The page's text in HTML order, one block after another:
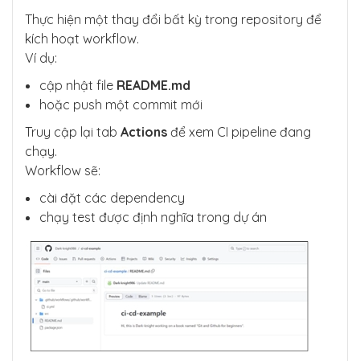
Thực hiện một thay đổi bất kỳ trong repository để
kích hoạt workflow.
Ví dụ:
cập nhật file README.md
hoặc push một commit mới
Truy cập lại tab Actions để xem CI pipeline đang
chạy.
Workflow sẽ:
cài đặt các dependency
chạy test được định nghĩa trong dự án